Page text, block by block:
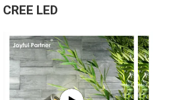
CREE LED